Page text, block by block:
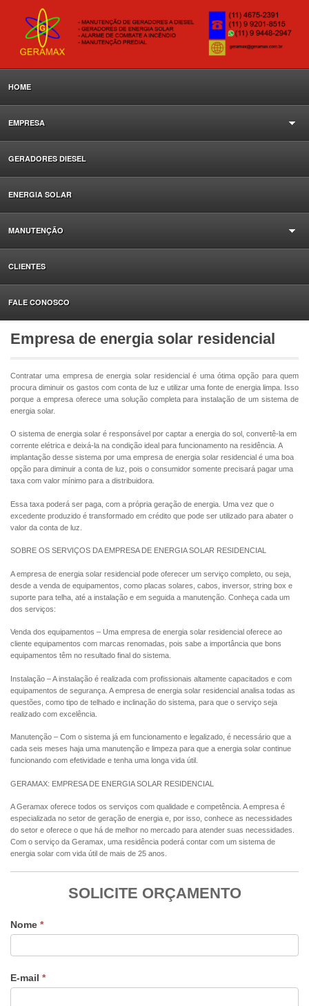
HOME
EMPRESA
GERADORES DIESEL
ENERGIA SOLAR
MANUTENÇÃO
CLIENTES
FALE CONOSCO
Empresa de energia solar residencial
Contratar uma empresa de energia solar residencial é uma ótima opção para quem
procura diminuir os gastos com conta de luz e utilizar uma fonte de energia limpa. Isso
porque a empresa oferece uma solução completa para instalação de um sistema de
energia solar.
O sistema de energia solar é responsável por captar a energia do sol, convertê-la em
corrente elétrica e deixá-la na condição ideal para funcionamento na residência. A
implantação desse sistema por uma empresa de energia solar residencial é uma boa
opção para diminuir a conta de luz, pois o consumidor somente precisará pagar uma
taxa com valor mínimo para a distribuidora.
Essa taxa poderá ser paga, com a própria geração de energia. Uma vez que o
excedente produzido é transformado em crédito que pode ser utilizado para abater o
valor da conta de luz.
SOBRE OS SERVIÇOS DA EMPRESA DE ENERGIA SOLAR RESIDENCIAL
A empresa de energia solar residencial pode oferecer um serviço completo, ou seja,
desde a venda de equipamentos, como placas solares, cabos, inversor, string box e
suporte para telha, até a instalação e em seguida a manutenção. Conheça cada um
dos serviços:
Venda dos equipamentos – Uma empresa de energia solar residencial oferece ao
cliente equipamentos com marcas renomadas, pois sabe a importância que bons
equipamentos têm no resultado final do sistema.
Instalação – A instalação é realizada com profissionais altamente capacitados e com
equipamentos de segurança. A empresa de energia solar residencial analisa todas as
questões, como tipo de telhado e inclinação do sistema, para que o serviço seja
realizado com excelência.
Manutenção – Com o sistema já em funcionamento e legalizado, é necessário que a
cada seis meses haja uma manutenção e limpeza para que a energia solar continue
funcionando com efetividade e tenha uma longa vida útil.
GERAMAX: EMPRESA DE ENERGIA SOLAR RESIDENCIAL
A Geramax oferece todos os serviços com qualidade e competência. A empresa é
especializada no setor de geração de energia e, por isso, conhece as necessidades
do setor e oferece o que há de melhor no mercado para atender suas necessidades.
Com o serviço da Geramax, uma residência poderá contar com um sistema de
energia solar com vida útil de mais de 25 anos.
SOLICITE ORÇAMENTO
Nome *
E-mail *